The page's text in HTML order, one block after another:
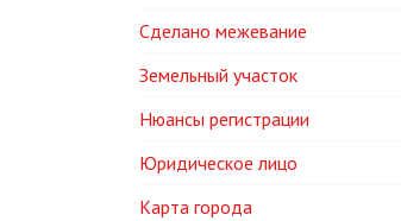
Сделано межевание
Земельный участок
Нюансы регистрации
Юридическое лицо
Карта города